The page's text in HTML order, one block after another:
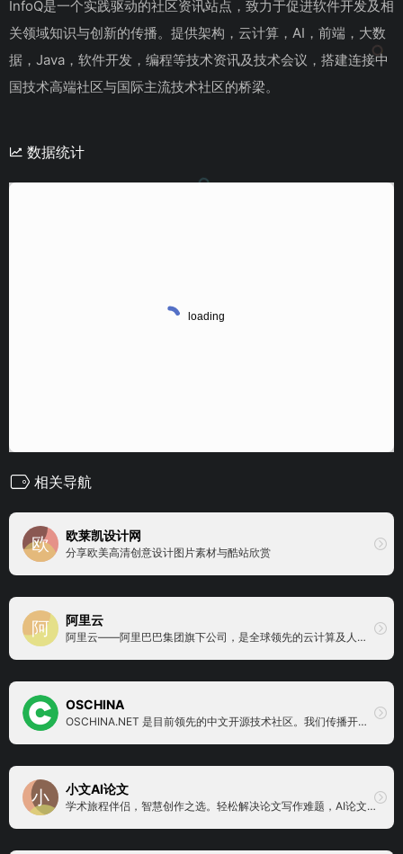
InfoQ是一个实践驱动的社区资讯站点，致力于促进软件开发及相
关领域知识与创新的传播。提供架构，云计算，AI，前端，大数
据，Java，软件开发，编程等技术资讯及技术会议，搭建连接中
国技术高端社区与国际主流技术社区的桥梁。
数据统计
相关导航
欧莱凯设计网
分享欧美高清创意设计图片素材与酷站欣赏
阿里云
阿里云——阿里巴巴集团旗下公司，是全球领先的云计算及人工智能科技公司。提供免费试用、云服务器、云数据库、云安全、云企业应用等云计算服务，以及大数据、人工智能服务、精准定制基于场景的行业解决方案。免费备案，7x24小时售后支持，助企业无忧上云。
OSCHINA
OSCHINA.NET 是目前领先的中文开源技术社区。我们传播开源的理念，推广开源项目，为 IT 开发者提供了一个发现、使用、并交流开源技术的平台
小文AI论文
学术旅程伴侣，智慧创作之选。轻松解决论文写作难题，AI论文助您一键完成，仅需一杯咖啡时间，即可轻松问鼎学术高峰！